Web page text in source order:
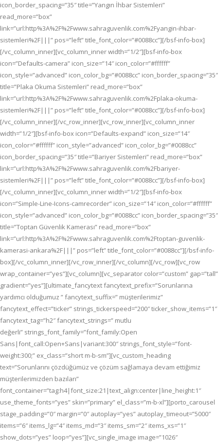
icon_border_spacing=”35″ title=”Yangın İhbar Sistemleri”
read_more=”box”
link=”url:http%3A%2F%2Fwww.sahraguvenlik.com%2Fyangin-ihbar-
sistemleri%2F|||” pos=”left” title_font_color=”#0088cc”][/bsf-info-box]
[/vc_column_inner][vc_column_inner width=”1/2″][bsf-info-box
icon=”Defaults-camera” icon_size=”14″ icon_color=”#ffffff”
icon_style=”advanced” icon_color_bg=”#0088cc” icon_border_spacing=”35″
title=”Plaka Okuma Sistemleri” read_more=”box”
link=”url:http%3A%2F%2Fwww.sahraguvenlik.com%2Fplaka-okuma-
sistemleri%2F|||” pos=”left” title_font_color=”#0088cc”][/bsf-info-box]
[/vc_column_inner][/vc_row_inner][vc_row_inner][vc_column_inner
width=”1/2″][bsf-info-box icon=”Defaults-expand” icon_size=”14″
icon_color=”#ffffff” icon_style=”advanced” icon_color_bg=”#0088cc”
icon_border_spacing=”35″ title=”Bariyer Sistemleri” read_more=”box”
link=”url:http%3A%2F%2Fwww.sahraguvenlik.com%2Fbariyer-
sistemleri%2F|||” pos=”left” title_font_color=”#0088cc”][/bsf-info-box]
[/vc_column_inner][vc_column_inner width=”1/2″][bsf-info-box
icon=”Simple-Line-Icons-camrecorder” icon_size=”14″ icon_color=”#ffffff”
icon_style=”advanced” icon_color_bg=”#0088cc” icon_border_spacing=”35″
title=”Toptan Güvenlik Kamerası” read_more=”box”
link=”url:http%3A%2F%2Fwww.sahraguvenlik.com%2Ftoptan-guvenlik-
kamerasi-ankara%2F|||” pos=”left” title_font_color=”#0088cc”][/bsf-info-
box][/vc_column_inner][/vc_row_inner][/vc_column][/vc_row][vc_row
wrap_container=”yes”][vc_column][vc_separator color=”custom” gap=”tall”
gradient=”yes”][ultimate_fancytext fancytext_prefix=”Sorunlarına
yardımcı olduğumuz ” fancytext_suffix=” müşterilerimiz”
fancytext_effect=”ticker” strings_tickerspeed=”200″ ticker_show_items=”1″
fancytext_tag=”h2″ fancytext_strings=” mutlu
değerli” strings_font_family=”font_family:Open
Sans|font_call:Open+Sans|variant:300″ strings_font_style=”font-
weight:300;” ex_class=”short m-b-sm”][vc_custom_heading
text=”Sorunlarını çözdüğümüz ve çözüm sağlamaya devam ettiğimiz
müşterilerimizden bazıları”
font_container=”tag:h4|font_size:21|text_align:center|line_height:1″
use_theme_fonts=”yes” skin=”primary” el_class=”m-b-xl”][porto_carousel
stage_padding=”0″ margin=”0″ autoplay=”yes” autoplay_timeout=”5000″
items=”6″ items_lg=”4″ items_md=”3″ items_sm=”2″ items_xs=”1″
show_dots=”yes” loop=”yes”][vc_single_image image=”1026″